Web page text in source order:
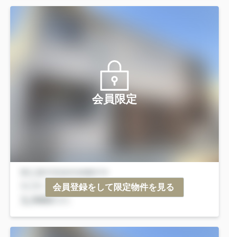
会員限定
会員登録をして限定物件を見る